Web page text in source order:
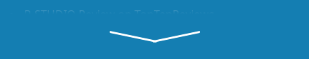
R-STUDIO Review on TopTenReviews
Sposób odzyskiwania plików dla dysków SSD i innych